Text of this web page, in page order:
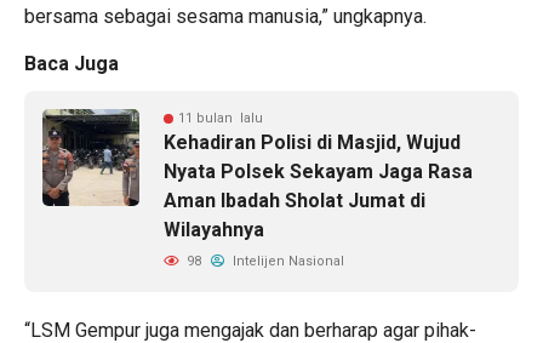
bersama sebagai sesama manusia,” ungkapnya.
Baca Juga
11 bulan lalu
Kehadiran Polisi di Masjid, Wujud
Nyata Polsek Sekayam Jaga Rasa
Aman Ibadah Sholat Jumat di
Wilayahnya
98 Intelijen Nasional
“LSM Gempur juga mengajak dan berharap agar pihak-